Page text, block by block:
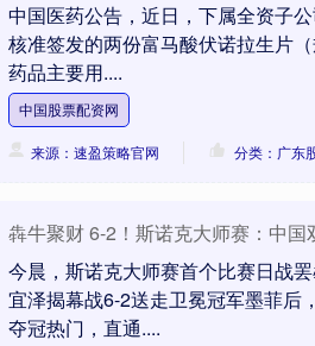
中国医药公告，近日，下属全资子
核准签发的两份富马酸伏诺拉生片
药品主要用....
中国股票配资网
来源：速盈策略官网 分类：广东
犇牛聚财 6-2！斯诺克大师赛：中
今晨，斯诺克大师赛首个比赛日战
宜泽揭幕战6-2送走卫冕冠军墨菲后
夺冠热门，直通....